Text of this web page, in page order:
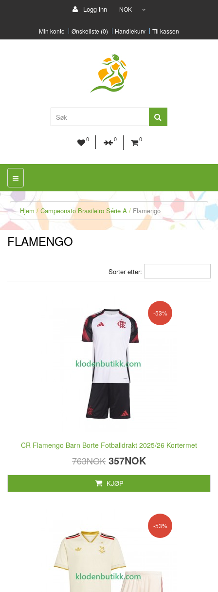
Logg inn NOK
Min konto Ønskeliste (0) Handlekurv Til kassen
0 0 0
Hjem Campeonato Brasileiro Série A Flamengo
FLAMENGO
Sorter etter:
-53%
CR Flamengo Barn Borte Fotballdrakt 2025/26 Kortermet
763NOK 357NOK
KJØP
-53%